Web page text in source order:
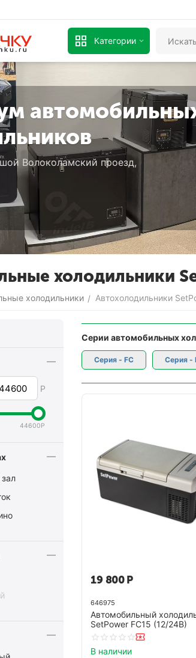
Категории
Волоколамский проезд,
холодильники
холодильники / Автохолодильники
Серии автомобильных
Серия - FC Серия -
19 800 Р
646975
Автомобильный
SetPower FC15 (12/24В)
В наличии
Р
44600Р